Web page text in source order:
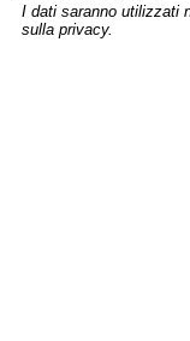
I dati saranno utilizzati
sulla privacy.